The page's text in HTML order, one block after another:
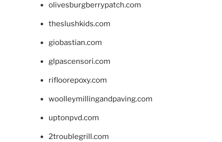
olivesburgberrypatch.com
theslushkids.com
giobastian.com
glpascensori.com
rifloorepoxy.com
woolleymillingandpaving.com
uptonpvd.com
2troublegrill.com